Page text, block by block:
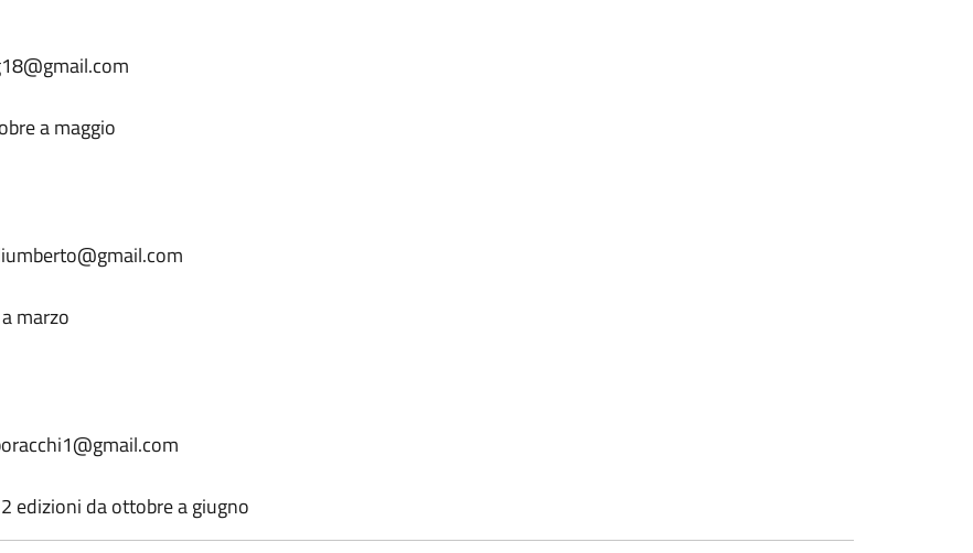
a maggio
marzo
edizioni da ottobre a giugno